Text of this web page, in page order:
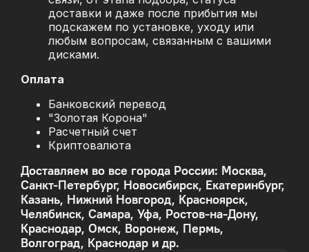
доставки и даже после прибытия мы
подскажем по установке, уходу или
любым вопросам, связанным с вашими
дисками.
Оплата
Банковский перевод
"Золотая Корона"
Расчетный счет
Криптовалюта
Доставляем во все города России: Москва,
Санкт-Петербург, Новосибирск, Екатеринбург,
Казань, Нижний Новгород, Красноярск,
Челябинск, Самара, Уфа, Ростов-на-Дону,
Краснодар, Омск, Воронеж, Пермь,
Волгоград, Краснодар и др.